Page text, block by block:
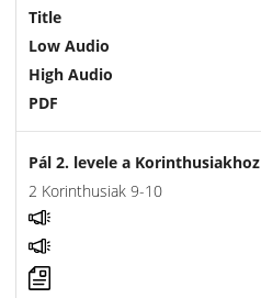
Title
Low Audio
High Audio
PDF
Pál 2. levele a Korinthusiakhoz
2 Korinthusiak 9-10